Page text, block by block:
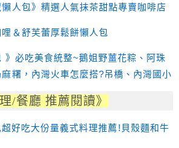
人包》精選人氣抹茶甜點專賣咖啡店
＆舒芙蕾厚鬆餅懶人包
》必吃美食統整~鵝姐野薑花粽、阿珠
糬，內灣火車怎麼搭?吊橋、內灣國小
/餐廳 推薦閱讀》
好吃大份量義式料理推薦!貝殼麵和牛